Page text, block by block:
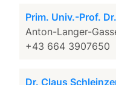
Prim. Univ.-Prof.
Anton-Langer-
+43 664 3907650
Dr. Claus